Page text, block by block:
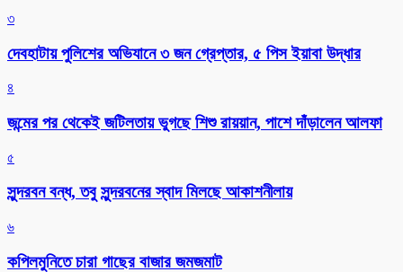
৩
দেবহাটায় পুলিশের অভিযানে ৩ জন গ্রেপ্তার, ৫ পিস ইয়াবা উদ্ধার
৪
জন্মের পর থেকেই জটিলতায় ভুগছে শিশু রায়য়ান, পাশে দাঁড়ালেন আলফা
৫
সুন্দরবন বন্ধ, তবু সুন্দরবনের স্বাদ মিলছে আকাশনীলায়
৬
কপিলমুনিতে চারা গাছের বাজার জমজমাট